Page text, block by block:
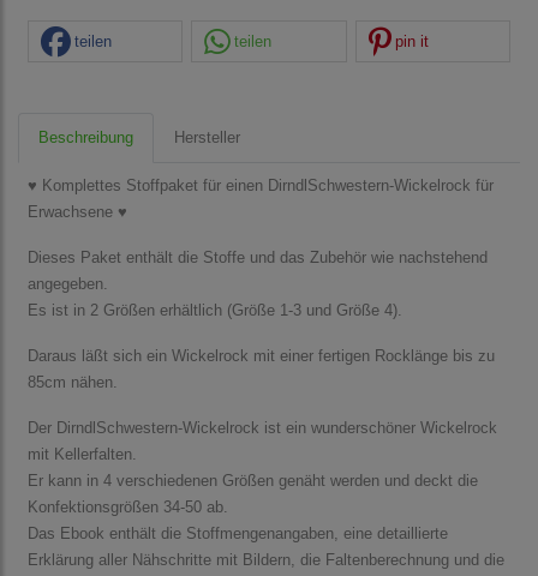
teilen teilen pin it
Beschreibung Hersteller
♥ Komplettes Stoffpaket für einen DirndlSchwestern-Wickelrock für
Erwachsene ♥
Dieses Paket enthält die Stoffe und das Zubehör wie nachstehend
angegeben.
Es ist in 2 Größen erhältlich (Größe 1-3 und Größe 4).
Daraus läßt sich ein Wickelrock mit einer fertigen Rocklänge bis zu
85cm nähen.
Der DirndlSchwestern-Wickelrock ist ein wunderschöner Wickelrock
mit Kellerfalten.
Er kann in 4 verschiedenen Größen genäht werden und deckt die
Konfektionsgrößen 34-50 ab.
Das Ebook enthält die Stoffmengenangaben, eine detaillierte
Erklärung aller Nähschritte mit Bildern, die Faltenberechnung und die